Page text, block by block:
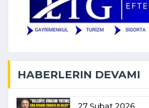
HABERLERIN DEVAMI
27 Şubat 2026